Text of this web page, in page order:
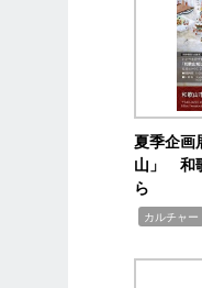
夏季企画
山」 和
ら
カルチャー